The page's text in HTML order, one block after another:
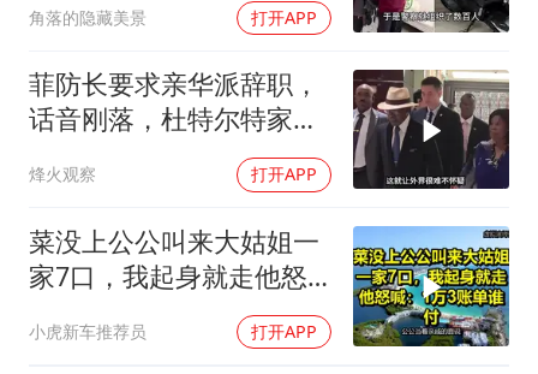
习近平心系体育强国建设
角落的隐藏美景 打开APP
菲防长要求亲华派辞职，
话音刚落，杜特尔特家族
烽火观察 打开APP
菜没上公公叫来大姑姐一
家7口，我起身就走他怒
喊：1万3账单谁付
小虎新车推荐员 打开APP